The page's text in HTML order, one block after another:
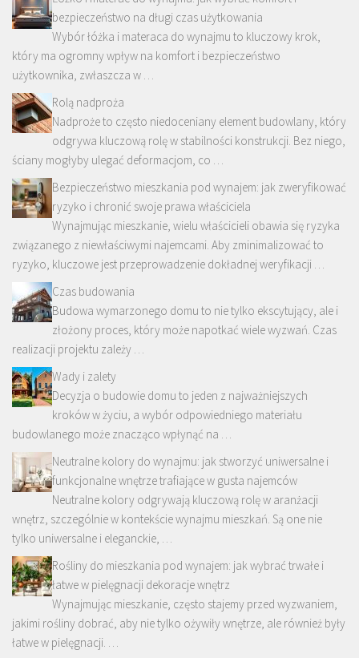
bezpieczeństwo na długi czas użytkowania
Wybór łóżka i materaca do wynajmu to kluczowy krok,
który ma ogromny wpływ na komfort i bezpieczeństwo
użytkownika, zwłaszcza w …
Rolą nadproża
Nadproże to często niedoceniany element budowlany, który
odgrywa kluczową rolę w stabilności konstrukcji. Bez niego,
ściany mogłyby ulegać deformacjom, co …
Bezpieczeństwo mieszkania pod wynajem: jak zweryfikować
ryzyko i chronić swoje prawa właściciela
Wynajmując mieszkanie, wielu właścicieli obawia się ryzyka
związanego z niewłaściwymi najemcami. Aby zminimalizować to
ryzyko, kluczowe jest przeprowadzenie dokładnej weryfikacji …
Czas budowania
Budowa wymarzonego domu to nie tylko ekscytujący, ale i
złożony proces, który może napotkać wiele wyzwań. Czas
realizacji projektu zależy …
Wady i zalety
Decyzja o budowie domu to jeden z najważniejszych
kroków w życiu, a wybór odpowiedniego materiału
budowlanego może znacząco wpłynąć na …
Neutralne kolory do wynajmu: jak stworzyć uniwersalne i
funkcjonalne wnętrze trafiające w gusta najemców
Neutralne kolory odgrywają kluczową rolę w aranżacji
wnętrz, szczególnie w kontekście wynajmu mieszkań. Są one nie
tylko uniwersalne i eleganckie, …
Rośliny do mieszkania pod wynajem: jak wybrać trwałe i
łatwe w pielęgnacji dekoracje wnętrz
Wynajmując mieszkanie, często stajemy przed wyzwaniem,
jakimi rośliny dobrać, aby nie tylko ożywiły wnętrze, ale również były
łatwe w pielęgnacji. …